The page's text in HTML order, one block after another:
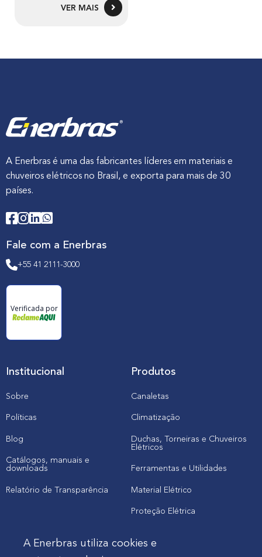
VER MAIS
A Enerbras é uma das fabricantes líderes em materiais e
chuveiros elétricos no Brasil, e exporta para mais de 30
países.
Fale com a Enerbras
+55 41 2111-3000
Verificada por
Institucional
Sobre
Políticas
Blog
Catálogos, manuais e
downloads
Relatório de Transparência
Produtos
Canaletas
Climatização
Duchas, Torneiras e Chuveiros
Elétricos
Ferramentas e Utilidades
Material Elétrico
Proteção Elétrica
Cliente
A Enerbras utiliza cookies e